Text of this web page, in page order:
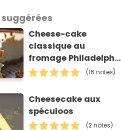
Cheese-cake
classique au
fromage Philadelphia
et aux spéculoos
(16 notes)
Cheesecake aux
spéculoos
(2 notes)